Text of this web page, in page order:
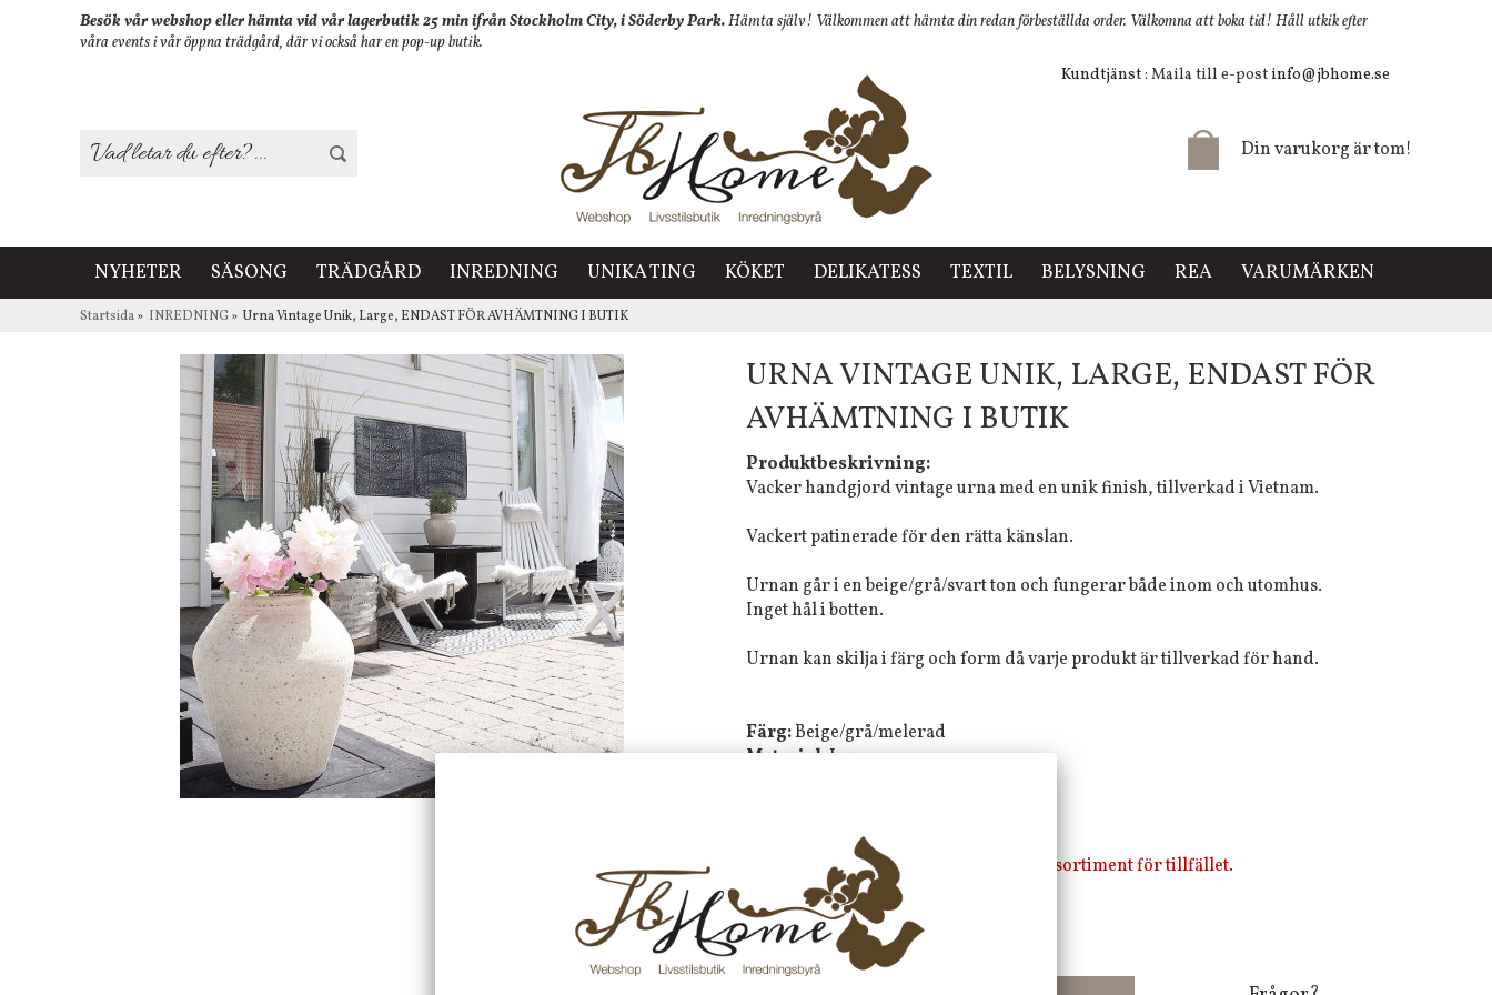
Besök vår webshop eller hämta vid vår lagerbutik 25 min ifrån Stockholm City, i Söderby Park.Hämta själv! Välkommen att hämta din redan förbeställda order. Välkomna att boka tid! Håll utkik efter
våra events i vår öppna trädgård, där vi också har en pop-up butik.
Kundtjänst: Maila till e-post info@jbhome.se
Din varukorg är tom!
NYHETER SÄSONG TRÄDGÅRD INREDNING UNIKA TING KÖKET DELIKATESS TEXTIL BELYSNING REA VARUMÄRKEN
Startsida» INREDNING» Urna Vintage Unik, Large, ENDAST FÖR AVHÄMTNING I BUTIK
URNA VINTAGE UNIK, LARGE, ENDAST FÖR
AVHÄMTNING I BUTIK
Produktbeskrivning:
Vacker handgjord vintage urna med en unik finish, tillverkad i Vietnam.
Vackert patinerade för den rätta känslan.
Urnan går i en beige/grå/svart ton och fungerar både inom och utomhus.
Inget hål i botten.
Urnan kan skilja i färg och form då varje produkt är tillverkad för hand.
Färg:Beige/grå/melerad
Material:Lera
Tyvärr ingår inte denna produkt i vårt sortiment för tillfället.
Till butikens startsida »
Sitemap »